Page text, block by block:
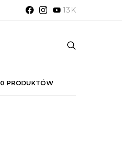
13K
0 PRODUKTÓW